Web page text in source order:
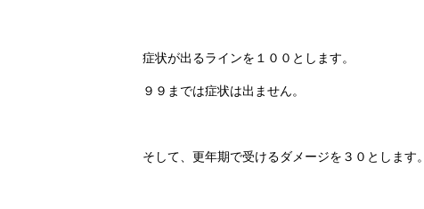
症状が出るラインを１００とします。
９９までは症状は出ません。
そして、更年期で受けるダメージを３０とします。